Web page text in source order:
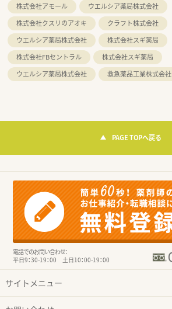
株式会社アモール
ウエルシア薬局株式会社
株式会社クスリのアオキ
クラフト株式会社
ウエルシア薬局株式会社
株式会社スギ薬局
株式会社FBセントラル
株式会社スギ薬局
ウエルシア薬局株式会社
救急薬品工業株式会社
PAGE TOPへ戻る
電話でのお問い合わせ：
平日9：30-19：00 土日10：00-19：00
サイトメニュー